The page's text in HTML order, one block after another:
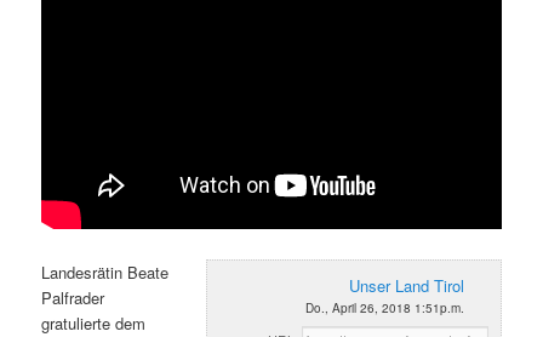
Unser Land Tirol
Do., April 26, 2018 1:51p.m.
Landesrätin Beate
Palfrader
gratulierte dem